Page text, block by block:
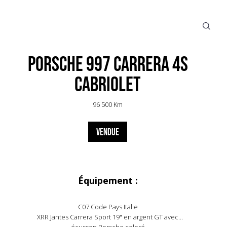
Porsche 997 Carrera 4S
Cabriolet
96 500 Km
VENDUE
Équipement :
C07 Code Pays Italie
XRR Jantes Carrera Sport 19" en argent GT avec